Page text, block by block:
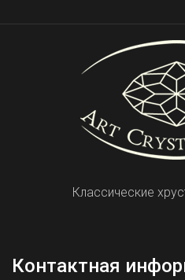
Классические
Контактная